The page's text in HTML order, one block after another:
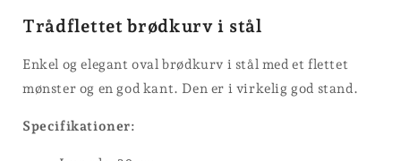
Trådflettet brødkurv i stål
Enkel og elegant oval brødkurv i stål med et flettet
mønster og en god kant. Den er i virkelig god stand.
Specifikationer: